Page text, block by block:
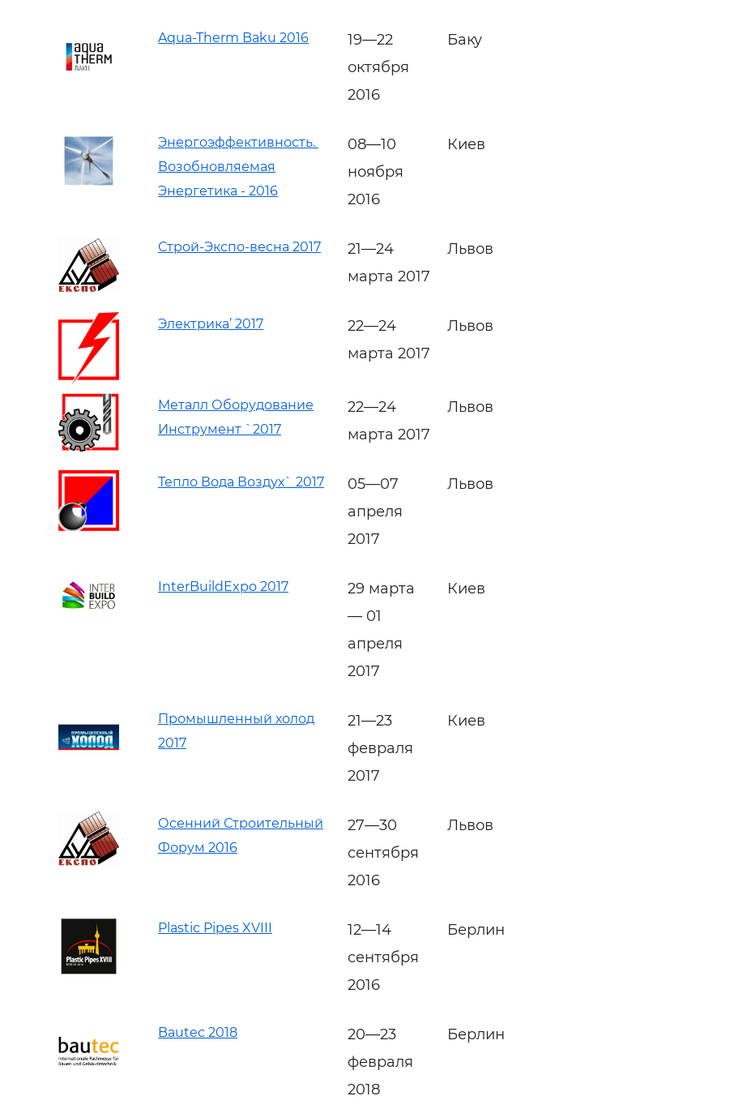
Aqua-Therm Baku 2016
19—22
октября
2016
Баку
Энергоэффективность.
Возобновляемая
Энергетика - 2016
08—10
ноября
2016
Киев
Строй-Экспо-весна 2017
21—24
марта 2017
Львов
Электрика’ 2017
22—24
марта 2017
Львов
Металл Оборудование
Инструмент `2017
22—24
марта 2017
Львов
Тепло Вода Воздух` 2017
05—07
апреля
2017
Львов
InterBuildExpo 2017
29 марта
— 01
апреля
2017
Киев
Промышленный холод
2017
21—23
февраля
2017
Киев
Осенний Строительный
Форум 2016
27—30
сентября
2016
Львов
Plastic Pipes XVIII
12—14
сентября
2016
Берлин
Bautec 2018
20—23
февраля
2018
Берлин